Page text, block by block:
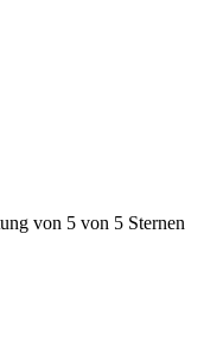
von 5 von 5 Sternen